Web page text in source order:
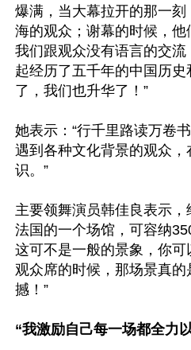
爆满，当大幕拉开的那一刻
海的观众；谢幕的时候，
我们跟观众没有语言的交
起经历了五千年的中国历
了，我们也升华了！”
她表示：“行千里路读万卷
遇到各种文化背景的观众
识。”
主要领舞演员韩佳良表示，
法国的一个场馆，可容纳
这可不是一般的景象，你
观众席的时候，那场景真
撼！”
“我激励自己每一场都全力